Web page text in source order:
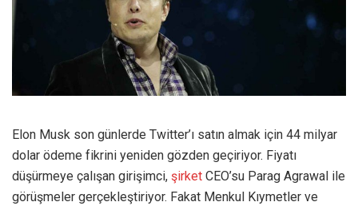
Elon Musk son günlerde Twitter’ı satın almak için 44 milyar
dolar ödeme fikrini yeniden gözden geçiriyor. Fiyatı
düşürmeye çalışan girişimci, şirket CEO’su Parag Agrawal ile
görüşmeler gerçekleştiriyor. Fakat Menkul Kıymetler ve